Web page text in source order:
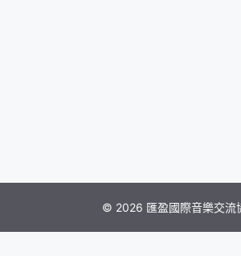
© 2026 匯盈國際音樂交流